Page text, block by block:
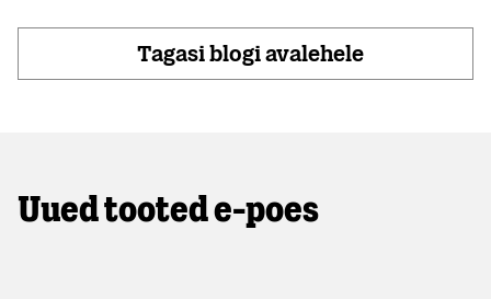
Tagasi blogi avalehele
Uued tooted e-poes